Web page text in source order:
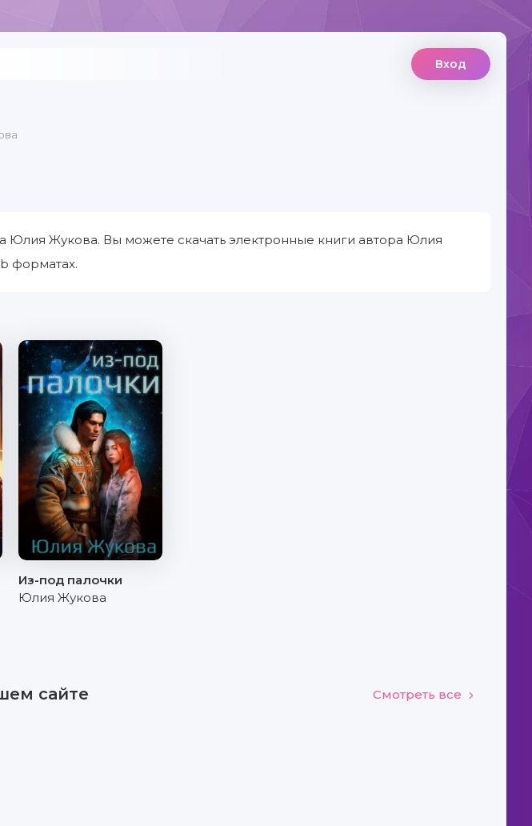
Вход
Юлия Жукова. Вы можете скачать электронные книги автора Юлия
форматах.
Из-под палочки
Юлия Жукова
сайте Смотреть все